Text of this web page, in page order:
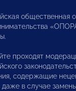
общественная
проходят
содержащие
в случае